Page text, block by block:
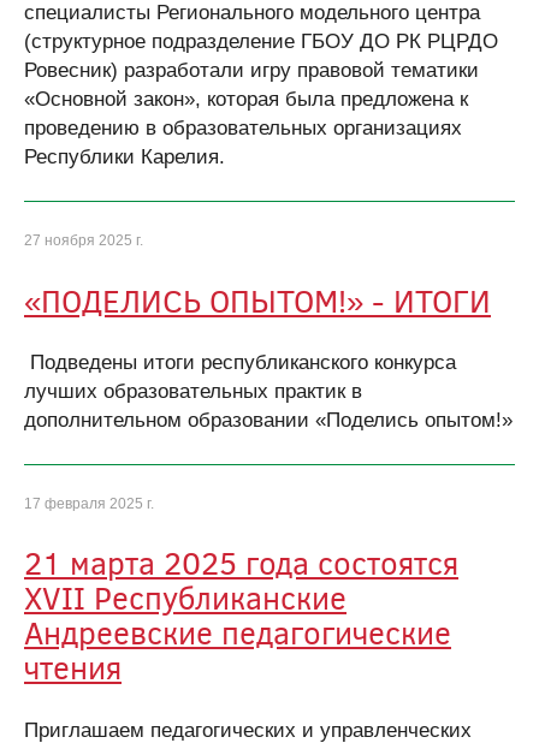
специалисты Регионального модельного центра
(структурное подразделение ГБОУ ДО РК РЦРДО
Ровесник) разработали игру правовой тематики
«Основной закон», которая была предложена к
проведению в образовательных организациях
Республики Карелия.
27 ноября 2025 г.
«ПОДЕЛИСЬ ОПЫТОМ!» - ИТОГИ
Подведены итоги республиканского конкурса
лучших образовательных практик в
дополнительном образовании «Поделись опытом!»
17 февраля 2025 г.
21 марта 2025 года состоятся
XVII Республиканские
Андреевские педагогические
чтения
Приглашаем педагогических и управленческих